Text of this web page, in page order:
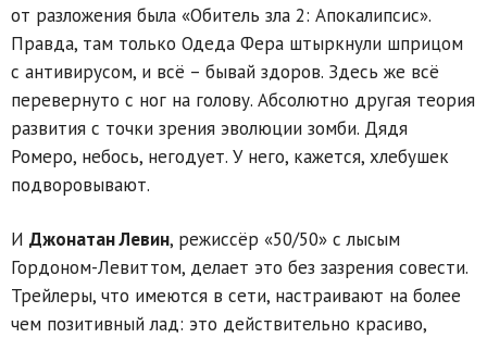
от разложения была «Обитель зла 2: Апокалипсис».
Правда, там только Одеда Фера штыркнули шприцом
с антивирусом, и всё – бывай здоров. Здесь же всё
перевернуто с ног на голову. Абсолютно другая теория
развития с точки зрения эволюции зомби. Дядя
Ромеро, небось, негодует. У него, кажется, хлебушек
подворовывают.
И Джонатан Левин, режиссёр «50/50» с лысым
Гордоном-Левиттом, делает это без зазрения совести.
Трейлеры, что имеются в сети, настраивают на более
чем позитивный лад: это действительно красиво,